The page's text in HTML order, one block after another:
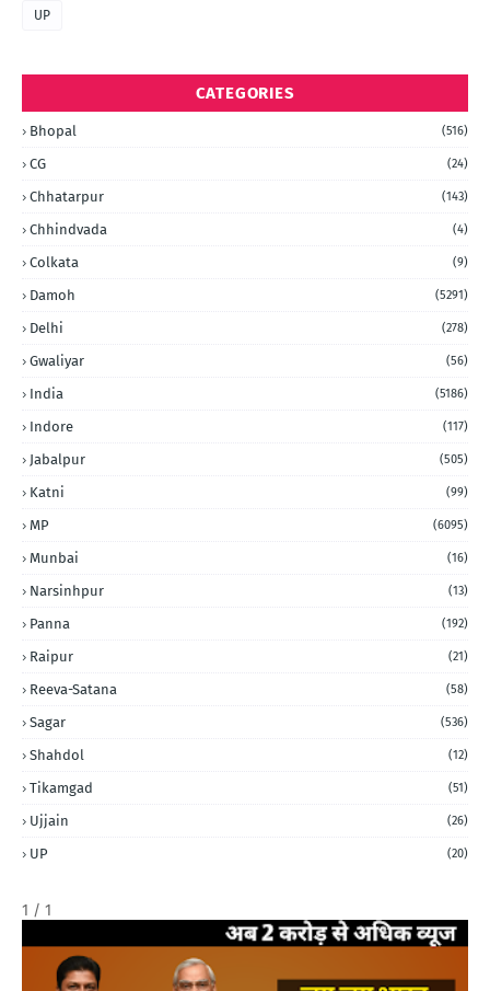
UP
CATEGORIES
Bhopal (516)
CG (24)
Chhatarpur (143)
Chhindvada (4)
Colkata (9)
Damoh (5291)
Delhi (278)
Gwaliyar (56)
India (5186)
Indore (117)
Jabalpur (505)
Katni (99)
MP (6095)
Munbai (16)
Narsinhpur (13)
Panna (192)
Raipur (21)
Reeva-Satana (58)
Sagar (536)
Shahdol (12)
Tikamgad (51)
Ujjain (26)
UP (20)
1 / 1